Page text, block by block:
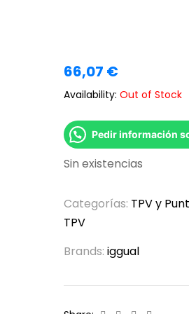
66,07 €
Availability: Out of Stock
Pedir información
Sin existencias
Categorías: TPV y
TPV
Brands: iggual